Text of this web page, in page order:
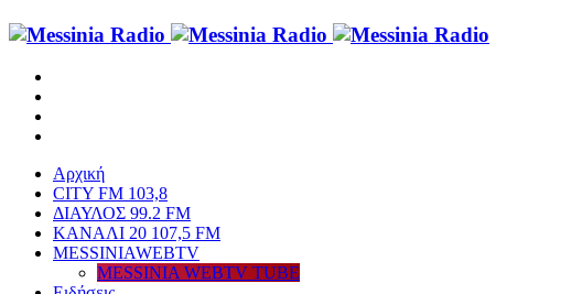
Αρχική
CITY FM 103,8
ΔΙΑΥΛΟΣ 99.2 FM
ΚΑΝΑΛΙ 20 107,5 FM
MESSINIAWEBTV
MESSINIA WEBTV TUBE